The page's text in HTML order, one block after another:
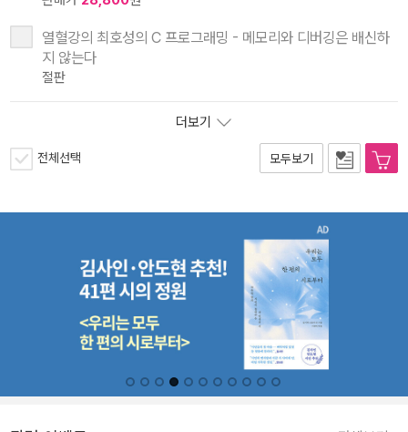
열혈강의 최호성의 C 프로그래밍 - 메모리와 디버깅은 배신하
지 않는다
절판
더보기
전체선택 모두보기